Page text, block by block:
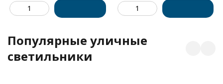
Популярные уличные
светильники